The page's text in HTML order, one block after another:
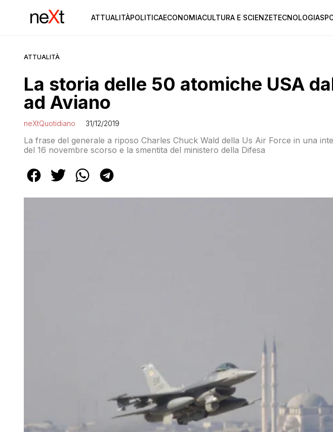
ATTUALITÀPOLITICAECONOMIACULTURA E SCIENZETECNOLOGIA
ATTUALITÀ
La storia delle 50 atomiche USA
ad Aviano
neXtQuotidiano 31/12/2019
La frase del generale a riposo Charles Chuck Wald della Us Air Force in una
del 16 novembre scorso e la smentita del ministero della Difesa